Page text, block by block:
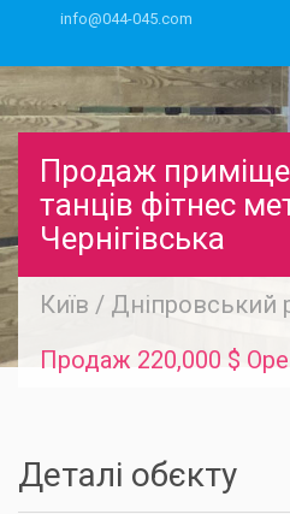
info@044-045.com
Продаж
танців фітнес
Чернігівська
Київ / Дніпровський
Продаж 220,000 $
Деталі обєкту